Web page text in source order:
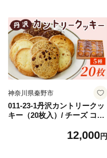
奈川 秦野の四季 魅力 スケッ
チ画
神奈川県秦野市
011-23-1丹沢カントリークッ
キー（20枚入）/ チーズ ココ
モンド 各４枚 洋菓子 クッ
12,000円